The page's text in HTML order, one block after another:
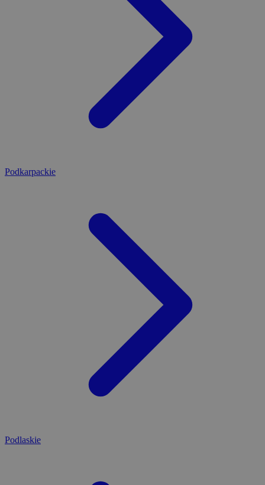
Podkarpackie
Podlaskie